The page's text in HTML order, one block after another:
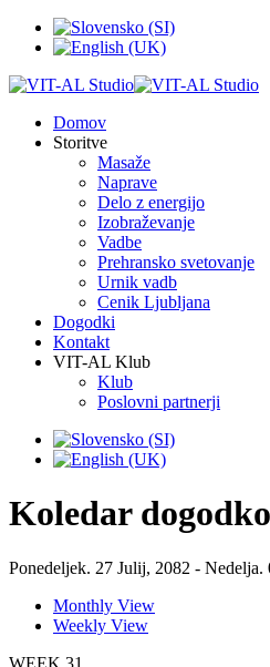
Domov
Storitve
Masaže
Naprave
Delo z energijo
Izobraževanje
Vadbe
Prehransko svetovanje
Urnik vadb
Cenik Ljubljana
Dogodki
Kontakt
VIT-AL Klub
Klub
Poslovni partnerji
Koledar
Ponedeljek. 27 Julij, 2082 - Nedelja.
Monthly View
Weekly View
WEEK 31